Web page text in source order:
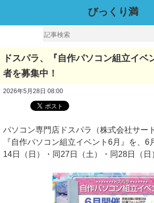
びっくり満
ドスパラ、『自作パソコン組立イベ
者を募集中！
2026年5月28日 08:00
パソコン専門店ドスパラ（株式会社サー
『自作パソコン組立イベント6月』を、6
14日（日）・同27日（土）・同28日（日